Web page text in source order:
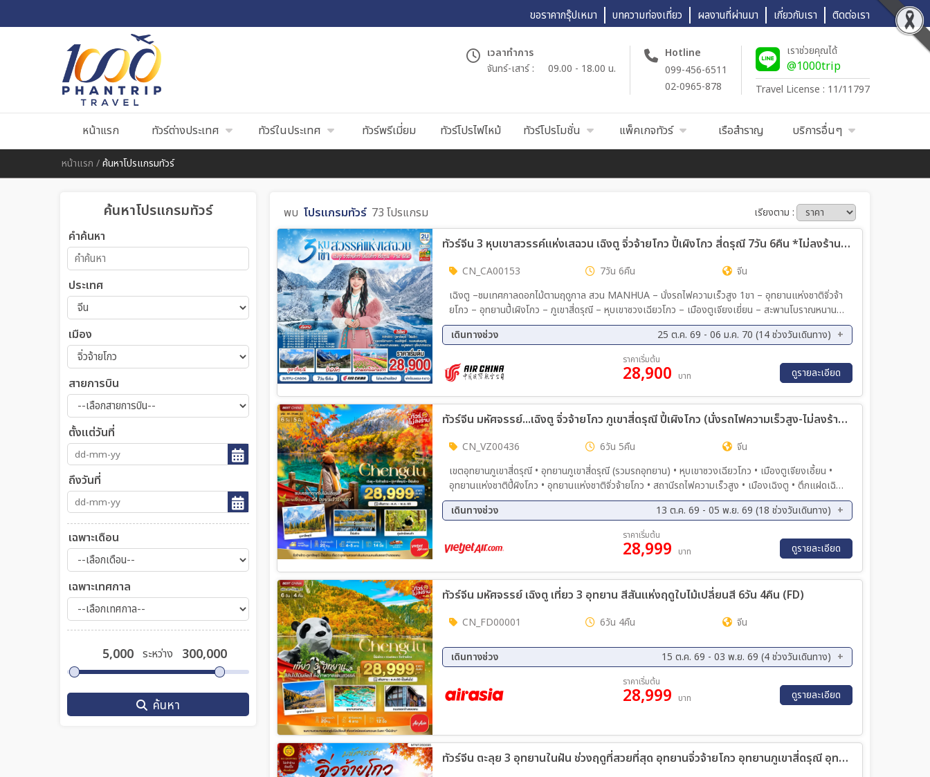
ขอราคากรุ๊ปเหมา บทความท่องเที่ยว ผลงานที่ผ่านมา เกี่ยวกับเรา ติดต่อเรา
เวลาทำการ
จันทร์-เสาร์ :
09.00 - 18.00 น.
Hotline
099-456-6511
02-0965-878
เราช่วยคุณได้
@1000trip
Travel License : 11/11797
หน้าแรก ทัวร์ต่างประเทศ ทัวร์ในประเทศ ทัวร์พรีเมี่ยม ทัวร์โปรไฟไหม้ ทัวร์โปรโมชั่น แพ็คเกจทัวร์ เรือสำราญ บริการอื่นๆ
หน้าแรก /ค้นหาโปรแกรมทัวร์
ค้นหาโปรแกรมทัวร์
คำค้นหา
ประเทศ
เมือง
สายการบิน
ตั้งแต่วันที่
ถึงวันที่
เฉพาะเดือน
เฉพาะเทศกาล
ระหว่าง
ค้นหา
พบ โปรแกรมทัวร์ 73 โปรแกรม เรียงตาม :
ทัวร์จีน 3 หุบเขาสวรรค์แห่งเสฉวน เฉิงตู จิ่วจ้ายโกว ปี้เผิงโกว สี่ดรุณี 7วัน 6คืน *ไม่ลงร้านช้อป* (CA)
CN_CA00153 7วัน 6คืน
จีน
เฉิงตู –ชมเทศกาลดอกไม้ตามฤดูกาล สวน MANHUA – นั่งรถไฟความเร็วสูง 1ขา – อุทยานแห่งชาติจิ่วจ้า
ยโกว – อุทยานปี้เผิงโกว – ภูเขาสี่ดรุณี – หุบเขาซวงเฉียวโกว – เมืองตูเจียงเยี่ยน – สะพานโบราณหนาน
เฉียว น้ำตาสีฟ้า – วัดต้าฉือ – ไท่กู่หลี่ – IFS (แพนด้าปีนตึก) – ถนนคนเดินชุลซีลู่ – Eastern Suburb
Memory – เมนูพิเศษ! สุกี้หม่าล่าเสฉวน
เดินทางช่วง
25 ต.ค. 69 - 06 ม.ค. 70 (14 ช่วงวันเดินทาง)
29 ต.ค. 69 - 04 พ.ย. 69
07 พ.ย. 69 - 13 พ.ย. 69
12 พ.ย. 69 - 18 พ.ย. 69
19 พ.ย. 69 - 25 พ.ย. 69
10 ธ.ค. 69 - 16 ธ.ค. 69
11 ธ.ค. 69 - 17 ธ.ค. 69
17 ธ.ค. 69 - 26 ธ.ค. 69
27 ธ.ค. 69 - 02 ม.ค. 70
31 ธ.ค. 69 - 06 ม.ค. 70
ราคาเริ่มต้น
28,900 บาท ดูรายละเอียด
ทัวร์จีน มหัศจรรย์...เฉิงตู จิ่วจ้ายโกว ภูเขาสี่ดรุณี ปี้เผิงโกว (นั่งรถไฟความเร็วสูง-ไม่ลงร้าน) 6วัน 5คืน (VZ)
CN_VZ00436 6วัน 5คืน
จีน
เขตอุทยานภูเขาสี่ดรุณี • อุทยานภูเขาสี่ดรุณี (รวมรถอุทยาน) • หุบเขาซวงเฉียวโกว • เมืองตูเจียงเอี้ยน •
อุทยานแห่งชาติปี้ผิงโกว • อุทยานแห่งชาติจิ่วจ้ายโกว • สถานีรถไฟความเร็วสูง • เมืองเฉิงตู • ตึกแฝดเฉิง
ตู • น้ำพุไม้ไผ่ ตึก SKP GLOBAL CENTER • ศูนย์อนุรักษ์หมีแพนด้า • ถนนไทกู่หลี่หลิน • วัดต้าฉือ • ถนน
คนเดินชุนซีลู่ • แพนด้ายักษ์ปีนตึก IFS • ถนนซอยกว้างซอยแคบ
เดินทางช่วง
13 ต.ค. 69 - 05 พ.ย. 69 (18 ช่วงวันเดินทาง)
14 ต.ค. 69 - 19 ต.ค. 69
17 ต.ค. 69 - 22 ต.ค. 69
18 ต.ค. 69 - 23 ต.ค. 69
19 ต.ค. 69 - 24 ต.ค. 69
23 ต.ค. 69 - 28 ต.ค. 69
24 ต.ค. 69 - 29 ต.ค. 69
25 ต.ค. 69 - 30 ต.ค. 69
26 ต.ค. 69 - 31 ต.ค. 69
27 ต.ค. 69 - 01 พ.ย. 69
28 ต.ค. 69 - 02 พ.ย. 69
29 ต.ค. 69 - 03 พ.ย. 69
30 ต.ค. 69 - 04 พ.ย. 69 31 ต.ค. 69 - 05 พ.ย. 69
ราคาเริ่มต้น
28,999 บาท ดูรายละเอียด
ทัวร์จีน มหัศจรรย์ เฉิงตู เที่ยว 3 อุทยาน สีสันแห่งฤดูใบไม้เปลี่ยนสี 6วัน 4คืน (FD)
CN_FD00001 6วัน 4คืน จีน
เดินทางช่วง
15 ต.ค. 69 - 03 พ.ย. 69 (4 ช่วงวันเดินทาง)
21 ต.ค. 69 - 26 ต.ค. 69
29 ต.ค. 69 - 03 พ.ย. 69
ราคาเริ่มต้น
28,999 บาท ดูรายละเอียด
ทัวร์จีน ตะลุย 3 อุทยานในฝัน ช่วงฤดูที่สวยที่สุด อุทยานจิ่วจ้ายโกว อุทยานภูเขาสี่ดรุณี อุทยานปี้เผิงโกว เที่ยวเต็มสุข ไม่เข้าร้าน ไม่ขายออฟชั่น 6วัน 5คืน (9C)